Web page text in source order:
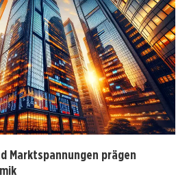
Marktspannungen prägen